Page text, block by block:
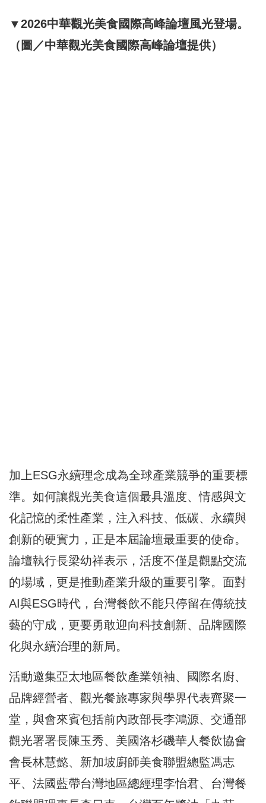
▼2026中華觀光美食國際高峰論壇風光登場。
（圖／中華觀光美食國際高峰論壇提供）
加上ESG永續理念成為全球產業競爭的重要標
準。如何讓觀光美食這個最具溫度、情感與文
化記憶的柔性產業，注入科技、低碳、永續與
創新的硬實力，正是本屆論壇最重要的使命。
論壇執行長梁幼祥表示，活度不僅是觀點交流
的場域，更是推動產業升級的重要引擎。面對
AI與ESG時代，台灣餐飲不能只停留在傳統技
藝的守成，更要勇敢迎向科技創新、品牌國際
化與永續治理的新局。
活動邀集亞太地區餐飲產業領袖、國際名廚、
品牌經營者、觀光餐旅專家與學界代表齊聚一
堂，與會來賓包括前內政部長李鴻源、交通部
觀光署署長陳玉秀、美國洛杉磯華人餐飲協會
會長林慧懿、新加坡廚師美食聯盟總監馮志
平、法國藍帶台灣地區總經理李怡君、台灣餐